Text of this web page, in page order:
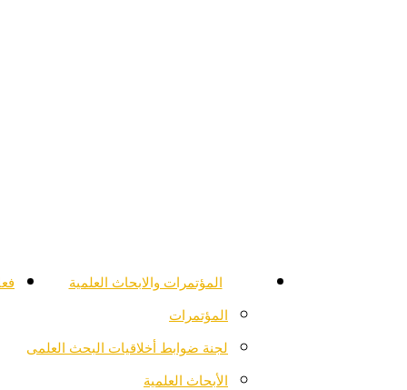
المؤتمرات والابحاث العلمية
المؤتمرات
لجنة ضوابط أخلاقيات البحث العلمى
الأبحاث العلمية